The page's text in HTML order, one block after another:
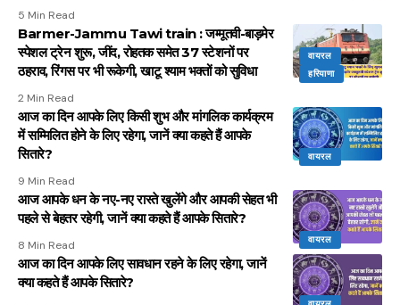
5 Min Read
वायरल
हरियाणा
Barmer-Jammu Tawi train : जम्मूतवी-बाड़मेर
स्पेशल ट्रेन शुरू, जींद, रोहतक समेत 37 स्टेशनों पर
ठहराव, रिंगस पर भी रूकेगी, खाटू श्याम भक्तों को सुविधा
2 Min Read
वायरल
आज का दिन आपके लिए किसी शुभ और मांगलिक कार्यक्रम
में सम्मिलित होने के लिए रहेगा, जानें क्या कहते हैं आपके
सितारे?
9 Min Read
वायरल
आज आपके धन के नए-नए रास्ते खुलेंगे और आपकी सेहत भी
पहले से बेहतर रहेगी, जानें क्या कहते हैं आपके सितारे?
8 Min Read
आज का दिन आपके लिए सावधान रहने के लिए रहेगा, जानें
क्या कहते हैं आपके सितारे?